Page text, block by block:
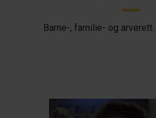
Barne-, familie- og